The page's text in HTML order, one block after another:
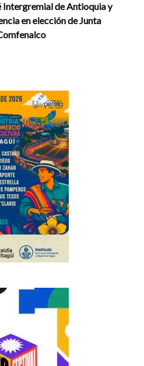
Intergremial de Antioquia y
en elección de Junta